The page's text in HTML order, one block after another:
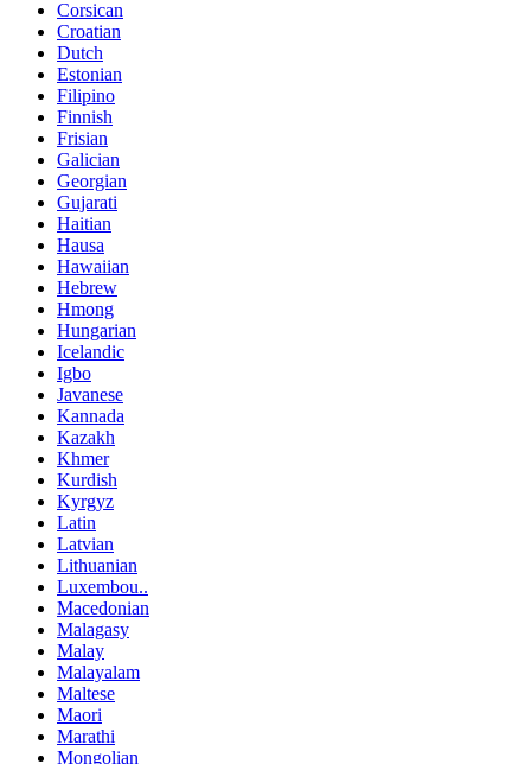
Corsican
Croatian
Dutch
Estonian
Filipino
Finnish
Frisian
Galician
Georgian
Gujarati
Haitian
Hausa
Hawaiian
Hebrew
Hmong
Hungarian
Icelandic
Igbo
Javanese
Kannada
Kazakh
Khmer
Kurdish
Kyrgyz
Latin
Latvian
Lithuanian
Luxembou..
Macedonian
Malagasy
Malay
Malayalam
Maltese
Maori
Marathi
Mongolian